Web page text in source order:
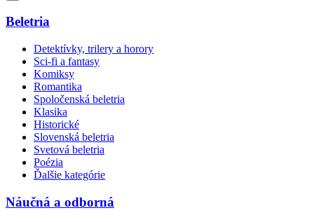
Beletria
Detektívky, trilery a horory
Sci-fi a fantasy
Komiksy
Romantika
Spoločenská beletria
Klasika
Historické
Slovenská beletria
Svetová beletria
Poézia
Ďalšie kategórie
Náučná a odborná